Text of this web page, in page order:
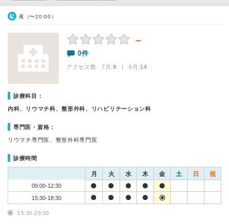
夜（〜20:00）
－
0件
アクセス数 7月:9 | 6月:14
診療科目：
内科、リウマチ科、整形外科、リハビリテーション科
専門医・資格：
リウマチ専門医、整形外科専門医
診療時間
月 火 水 木 金 土 日 祝
09:00-12:30
15:30-18:30
15:30-20:00